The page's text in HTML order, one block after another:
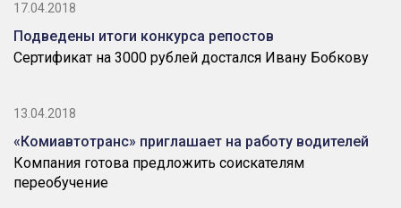
17.04.2018
Подведены итоги конкурса репостов
Сертификат на 3000 рублей достался Ивану Бобкову
13.04.2018
«Комиавтотранс» приглашает на работу водителей
Компания готова предложить соискателям
переобучение